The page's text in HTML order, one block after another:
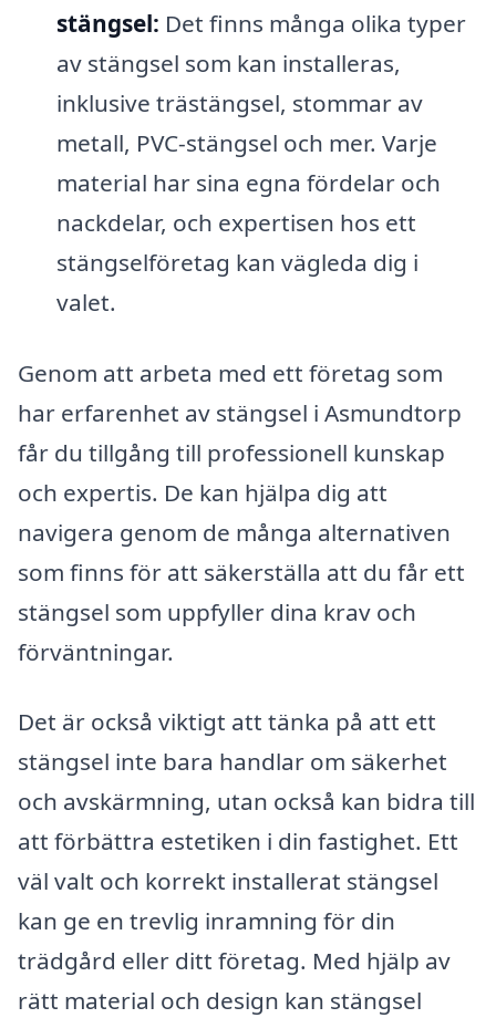
stängsel: Det finns många olika typer
av stängsel som kan installeras,
inklusive trästängsel, stommar av
metall, PVC-stängsel och mer. Varje
material har sina egna fördelar och
nackdelar, och expertisen hos ett
stängselföretag kan vägleda dig i
valet.
Genom att arbeta med ett företag som
har erfarenhet av stängsel i Asmundtorp
får du tillgång till professionell kunskap
och expertis. De kan hjälpa dig att
navigera genom de många alternativen
som finns för att säkerställa att du får ett
stängsel som uppfyller dina krav och
förväntningar.
Det är också viktigt att tänka på att ett
stängsel inte bara handlar om säkerhet
och avskärmning, utan också kan bidra till
att förbättra estetiken i din fastighet. Ett
väl valt och korrekt installerat stängsel
kan ge en trevlig inramning för din
trädgård eller ditt företag. Med hjälp av
rätt material och design kan stängsel